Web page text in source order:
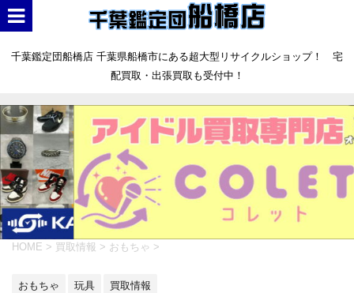
千葉鑑定団船橋店 千葉県船橋市にある超大型リサイクルショップ！ 宅
配買取・出張買取も受付中！
HOME > 買取情報 > おもちゃ >
おもちゃ 玩具 買取情報